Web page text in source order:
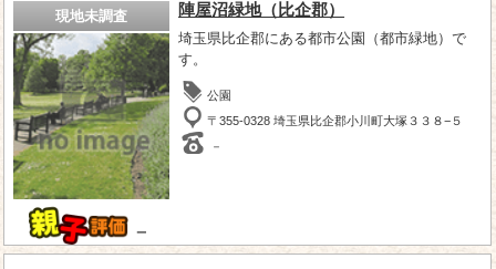
現地未調査
－
陣屋沼緑地（比企郡）
埼玉県比企郡にある都市公園（都市緑地）で
す。
公園
〒355-0328 埼玉県比企郡小川町大塚３３８−５
－